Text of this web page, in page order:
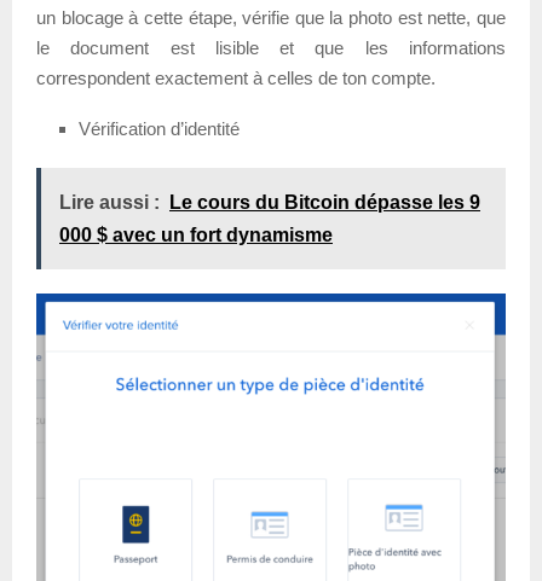
un blocage à cette étape, vérifie que la photo est nette, que
le document est lisible et que les informations
correspondent exactement à celles de ton compte.
Vérification d’identité
Lire aussi :
Le cours du Bitcoin dépasse les 9
000 $ avec un fort dynamisme